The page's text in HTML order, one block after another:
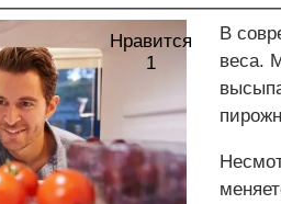
Нравится
1
В
веса.